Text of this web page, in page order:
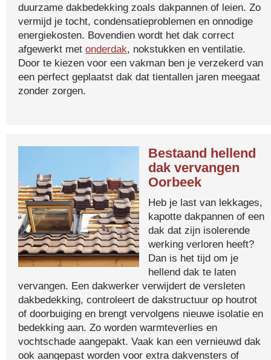
duurzame dakbedekking zoals dakpannen of leien. Zo
vermijd je tocht, condensatieproblemen en onnodige
energiekosten. Bovendien wordt het dak correct
afgewerkt met onderdak, nokstukken en ventilatie.
Door te kiezen voor een vakman ben je verzekerd van
een perfect geplaatst dak dat tientallen jaren meegaat
zonder zorgen.
Bestaand hellend
dak vervangen
Oorbeek
Heb je last van lekkages,
kapotte dakpannen of een
dak dat zijn isolerende
werking verloren heeft?
Dan is het tijd om je
hellend dak te laten
vervangen. Een dakwerker verwijdert de versleten
dakbedekking, controleert de dakstructuur op houtrot
of doorbuiging en brengt vervolgens nieuwe isolatie en
bedekking aan. Zo worden warmteverlies en
vochtschade aangepakt. Vaak kan een vernieuwd dak
ook aangepast worden voor extra dakvensters of